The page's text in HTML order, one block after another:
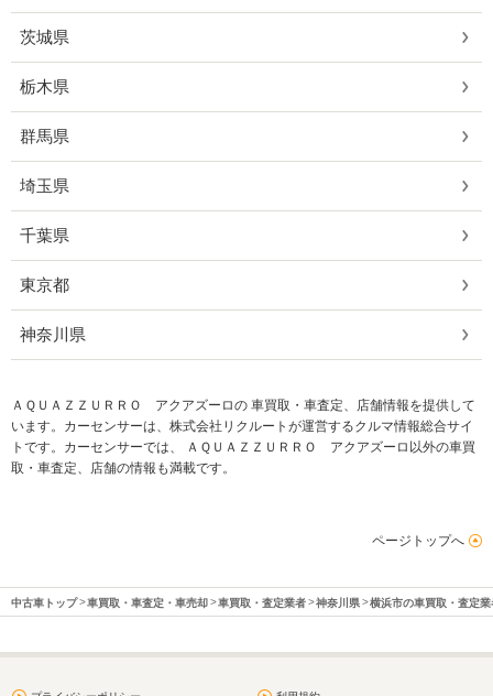
茨城県
栃木県
群馬県
埼玉県
千葉県
東京都
神奈川県
ＡＱＵＡＺＺＵＲＲＯ アクアズーロの 車買取・車査定、店舗情報を提供して
います。カーセンサーは、株式会社リクルートが運営するクルマ情報総合サイ
トです。カーセンサーでは、 ＡＱＵＡＺＺＵＲＲＯ アクアズーロ以外の車買
取・車査定、店舗の情報も満載です。
ページトップへ
中古車トップ 車買取・車査定・車売却 車買取・査定業者 神奈川県 横浜市の車買取・査定業